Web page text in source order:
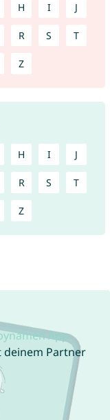
H I J
R S T
Z
H I J
R S T
Z
App
Partner